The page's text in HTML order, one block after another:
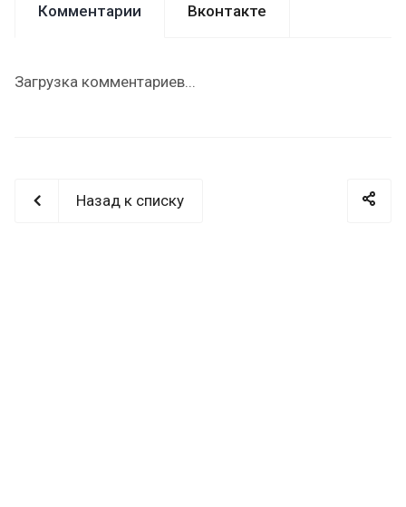
Комментарии Вконтакте
Загрузка комментариев...
Назад к списку